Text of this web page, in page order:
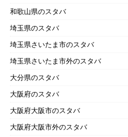
和歌山県のスタバ
埼玉県のスタバ
埼玉県さいたま市のスタバ
埼玉県さいたま市外のスタバ
大分県のスタバ
大阪府のスタバ
大阪府大阪市のスタバ
大阪府大阪市外のスタバ